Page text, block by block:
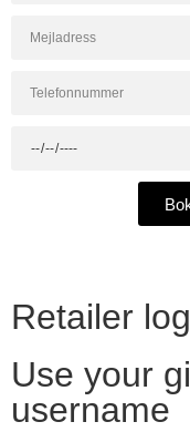
Retailer
Use your
username